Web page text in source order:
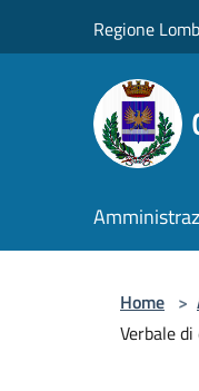
Regione
Home >
Verbale